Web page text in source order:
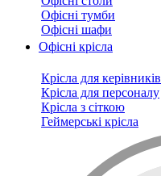
Офісні тумби
Офісні шафи
Офісні крісла
Крісла для керівників
Крісла для персоналу
Крісла з сіткою
Геймерські крісла